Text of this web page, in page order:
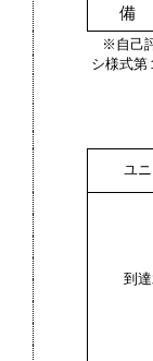
備
※自己評
シ様式第
ユニ
到